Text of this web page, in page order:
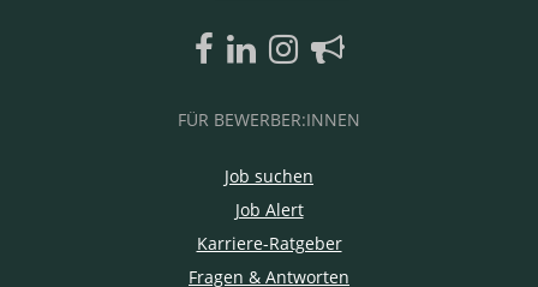
FÜR BEWERBER:INNEN
Job suchen
Job Alert
Karriere-Ratgeber
Fragen & Antworten